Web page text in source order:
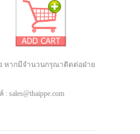
หากมีจำนวนกรุณาติดต่อฝ่าย
sales@thaippe.com